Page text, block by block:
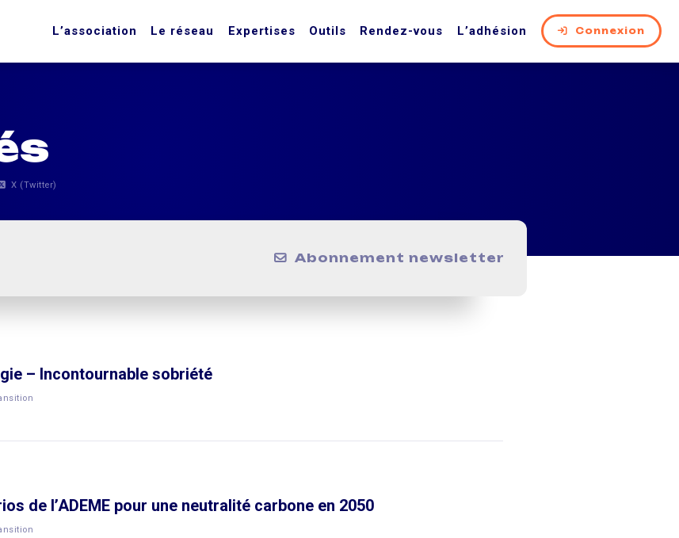
L’association Le réseau Expertises Outils Rendez-vous L’adhésion Connexion
X (Twitter)
Abonnement newsletter
– Incontournable sobriété
de l’ADEME pour une neutralité carbone en 2050